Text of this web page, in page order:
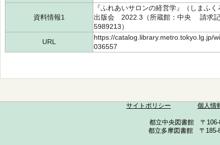
資料情報1
『ふれあいサロンの経営学』（しま
出版会 2022.3（所蔵館：中央 請求
5989213）
URL
https://catalog.library.metro.tokyo.lg.jp/
036557
サイトポリシー 個人情
都立中央図書館 〒
都立多摩図書館 〒185-